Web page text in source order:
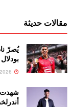
مقالات حديثة
يُصرّ
بودلال
شهدت